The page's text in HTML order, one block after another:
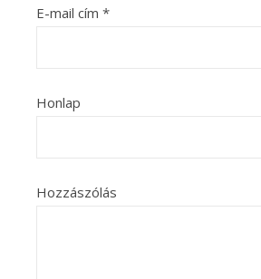
E-mail cím *
Honlap
Hozzászólás